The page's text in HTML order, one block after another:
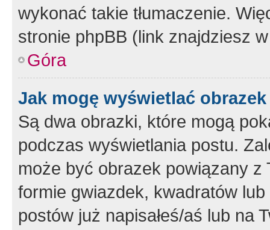
wykonać takie tłumaczenie.
stronie phpBB (link znajdziesz
Góra
Jak mogę wyświetlać
Są dwa obrazki, które mogą
podczas wyświetlania postu.
może być obrazek powiązany z
formie gwiazdek, kwadratów
postów już napisałeś/aś lub na